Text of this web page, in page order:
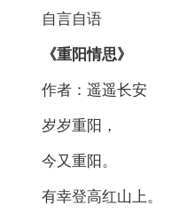
自言自语
《重阳情思》
作者：遥遥长安
岁岁重阳，
今又重阳。
有幸登高红山上。